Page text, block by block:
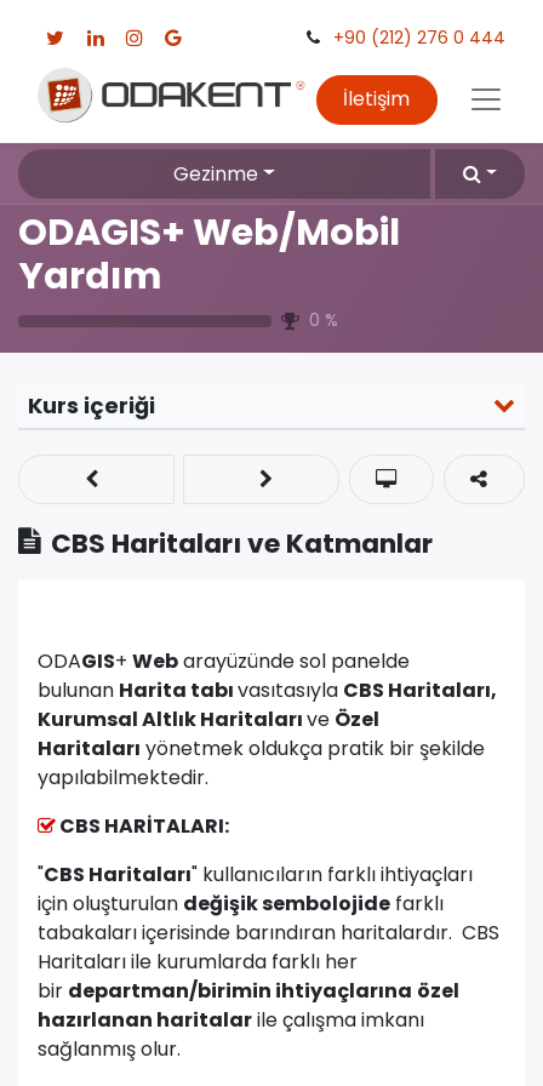
+90 (212) 276 0 444
İletişim
Gezinme
ODAGIS+ Web/Mobil
Yardım
0 %
Kurs içeriği
CBS Haritaları ve Katmanlar
ODAGIS+ Webarayüzünde sol panelde
bulunan Harita tabıvasıtasıyla CBS Haritaları,
Kurumsal Altlık Haritalarıve Özel
Haritaları yönetmek oldukça pratik bir şekilde
yapılabilmektedir.
CBS HARİTALARI:
"CBS Haritaları" kullanıcıların farklı ihtiyaçları
için oluşturulan değişik sembolojide farklı
tabakaları içerisinde barındıran haritalardır. CBS
Haritaları ile kurumlarda farklı her
bir departman/birimin ihtiyaçlarına özel
hazırlanan haritalarile çalışma imkanı
sağlanmış olur.